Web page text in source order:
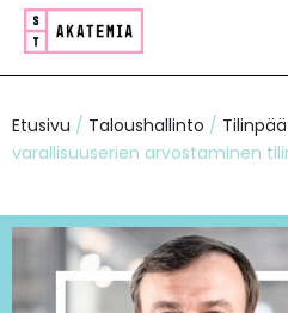
Etusivu / Taloushallinto /
varallisuuserien arvostaminen